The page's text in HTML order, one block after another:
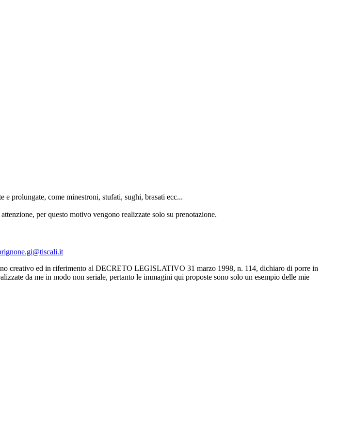
e prolungate, come minestroni, stufati, sughi, brasati ecc...
per questo motivo vengono realizzate solo su prenotazione.
creativo ed in riferimento al DECRETO LEGISLATIVO 31 marzo 1998, n. 114, dichiaro di porre in
da me in modo non seriale, pertanto le immagini qui proposte sono solo un esempio delle mie